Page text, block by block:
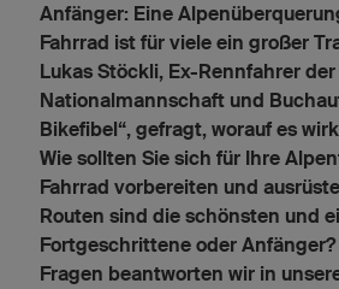
Anfänger: Eine
Fahrrad ist für viele ein großer
Lukas Stöckli, Ex-Rennfahrer
Nationalmannschaft und
Bikefibel“, gefragt, worauf es
Wie sollten Sie sich für Ihre
Fahrrad vorbereiten und
Routen sind die schönsten und
Fortgeschrittene oder
Fragen beantworten wir in